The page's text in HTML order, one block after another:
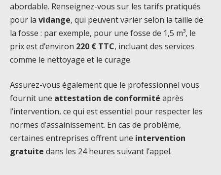
abordable. Renseignez-vous sur les tarifs pratiqués
pour la vidange, qui peuvent varier selon la taille de
la fosse : par exemple, pour une fosse de 1,5 m³, le
prix est d’environ 220 € TTC, incluant des services
comme le nettoyage et le curage.
Assurez-vous également que le professionnel vous
fournit une attestation de conformité après
l’intervention, ce qui est essentiel pour respecter les
normes d’assainissement. En cas de problème,
certaines entreprises offrent une intervention
gratuite dans les 24 heures suivant l’appel.